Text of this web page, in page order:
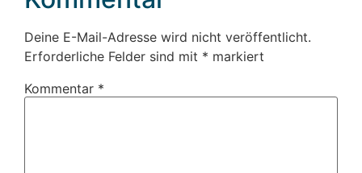
Deine E-Mail-Adresse wird nicht veröffentlicht.
Erforderliche Felder sind mit * markiert
Kommentar *